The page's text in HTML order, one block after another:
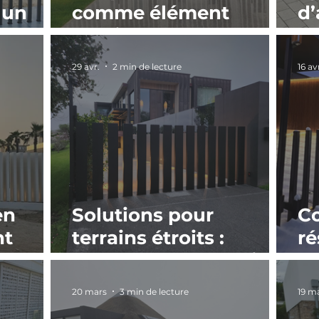
comme élément
architectural :
comment concevoir
l’entrée d’une
propriété premium?
?
Solutions pour
terrains étroits :
comment concevoir
une entrée
fonctionnelle dans un
29 avr. 2 min de lecture 16
20 mars 3 min de lecture 19